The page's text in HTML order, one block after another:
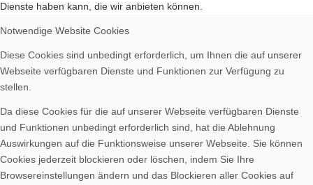
Downloads
Mitgliedschaft
Dienste haben kann, die wir anbieten können.
Notwendige Website Cookies
Diese Cookies sind unbedingt erforderlich, um Ihnen die auf unserer
Webseite verfügbaren Dienste und Funktionen zur Verfügung zu
stellen.
Da diese Cookies für die auf unserer Webseite verfügbaren Dienste
und Funktionen unbedingt erforderlich sind, hat die Ablehnung
Auswirkungen auf die Funktionsweise unserer Webseite. Sie können
Cookies jederzeit blockieren oder löschen, indem Sie Ihre
Browsereinstellungen ändern und das Blockieren aller Cookies auf